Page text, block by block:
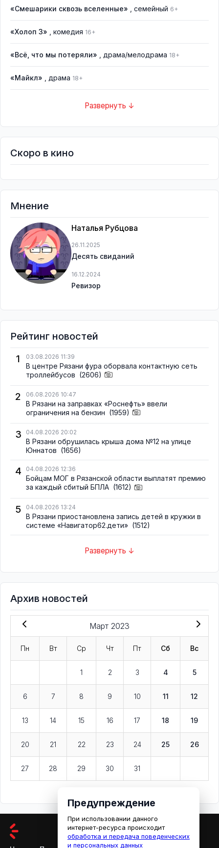
«Смешарики сквозь вселенные» , семейный 6+
«Холоп 3» , комедия 16+
«Всё, что мы потеряли» , драма/мелодрама 18+
«Майкл» , драма 18+
Развернуть ↓
Скоро в кино
Мнение
Наталья Рубцова
26.11.2025
Десять свиданий
16.12.2024
Ревизор
Рейтинг новостей
1
03.08.2026 11:39
В центре Рязани фура оборвала контактную сеть
троллейбусов (2606)
2 06.08.2026 10:47
В Рязани на заправках «Роснефть» ввели
ограничения на бензин (1959)
3 04.08.2026 20:02
В Рязани обрушилась крыша дома №12 на улице
Юннатов (1656)
4 04.08.2026 12:36
Бойцам МОГ в Рязанской области выплатят премию
за каждый сбитый БПЛА (1612)
5 04.08.2026 13:24
В Рязани приостановлена запись детей в кружки в
системе «Навигатор62.дети» (1512)
Развернуть ↓
Архив новостей
Март 2023
Пн Вт Ср Чт Пт Сб Вс
1 2 3 4 5
6 7 8 9 10 11 12
13 14 15 16 17 18 19
20 21 22 23 24 25 26
27 28 29 30 31
Предупреждение
При использовании данного
интернет-ресурса происходит
обработка и передача поведенческих
и персональных данных